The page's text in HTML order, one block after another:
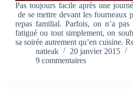
Pas toujours facile après une
de se mettre devant les fourneaux
repas familial. Parfois, on n’a pas
fatigué ou tout simplement, on
sa soirée autrement qu’en cuisine.
natieak
20 janvier 2015
9 commentaires